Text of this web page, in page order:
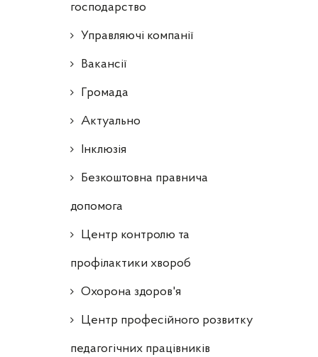
господарство
Управляючі компанії
Ваканcії
Громада
Актуально
Інклюзія
Безкоштовна правнича
допомога
Центр контролю та
профілактики хвороб
Охорона здоров'я
Центр професійного розвитку
педагогічних працівників